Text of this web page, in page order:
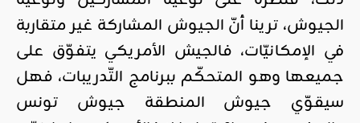
الجيوش، ترينا أنّ الجيوش المشاركة غير متقاربة
في الإمكانيّات، فالجيش الأمريكي يتفوّق على
جميعها وهو المتحكّم ببرنامج التّدريبات، فهل
سيقوّي جيوش المنطقة جيوش تونس